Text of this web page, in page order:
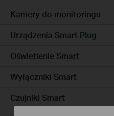
Kamery do monitoringu
Urządzenia Smart Plug
Oświetlenie Smart
Wyłączniki Smart
Czujniki Smart